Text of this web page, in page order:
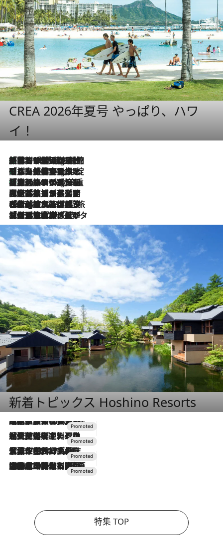
CREA 2026年夏号 やっぱり、ハワ
イ！
10 Hours Ago
「荷物が増えるほど旅ストレスは増す」美容ジャーナリストがたどり着いた最終結論。“化粧品を劇的に減らす”感動の凝縮美容とは
10 Hours Ago
「旅先には金髪ウィッグを持参」日本と同じメイクでは損してる!? 美容ジャーナリストが提案する“掟破りの旅美容”とは
10 Hours Ago
【厳選旅コスメ】「身軽さ＆UV対策重視！」ヘアアーティストshucoが選んだ夏旅ベストコスメを発表【Mサイズジップ】
2026.8.5
【厳選旅コスメ】国内をあちこち移動する河井菜摘が選んだ夏旅ベストコスメ発表！「リラックスアイテムはマスト」【Mサイズジップ】
2026.8.4
【厳選旅コスメ】「紫外線＆乾燥対策しながらメイク感も！」ヘア＆メイクGeorgeが選んだ夏旅ベストコスメを発表！【Mサイズジップ】
2026.8.3
【厳選旅コスメ】「保湿もタイパ重視！」“サウナ好き”タレント清水みさとが愛用する夏旅ベストコスメを発表！【Mサイズジップ】
新着トピックス Hoshino Resorts
2026.7.31
【ホテル帰省】という選択肢をOMOが提案。家族とほどよい距離を保つには「昼は実家、夜は気兼ねなくホテルで！」
2026.7.24
【夏限定ディナーコース】旬を迎える稚鮎や花ズッキーニなどをイタリア・トスカーナの郷土料理の手法で満喫！
2026.7.17
「土佐和ハーブかき氷」がOMO7高知に登場！生姜、山椒、大葉など目にも舌にも涼を呼ぶ郷土の味
2026.7.10
NEW OPEN！【界 草津】名湯の地に誕生。趣の異なる2種の温泉と上州ならではの会席・蕎麦割烹など美食を味わう究極の癒やし旅
特集 TOP